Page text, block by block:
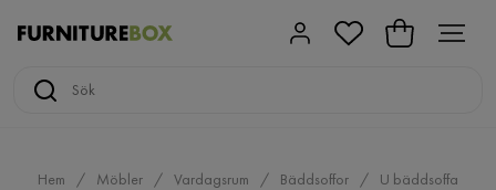
Hem Möbler Vardagsrum Bäddsoffor
U bäddsoffa